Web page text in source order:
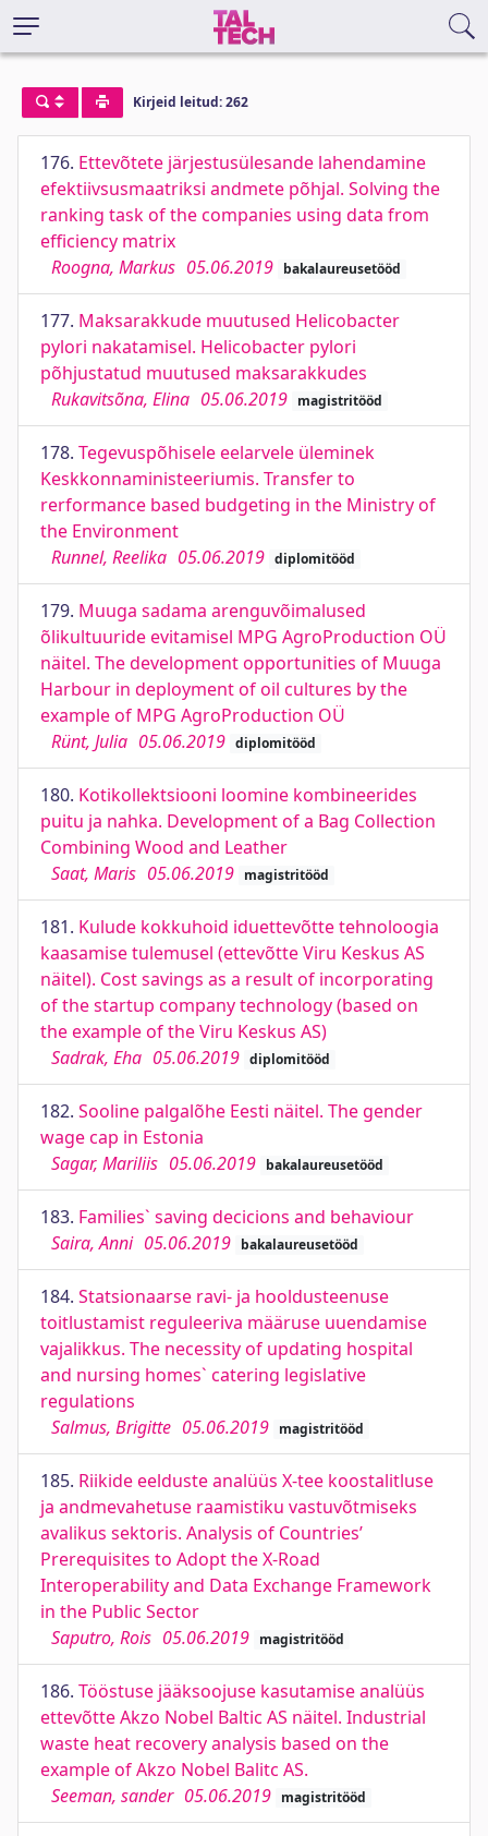
Kirjeid leitud: 262
176. Ettevõtete järjestusülesande lahendamine
efektiivsusmaatriksi andmete põhjal. Solving the
ranking task of the companies using data from
efficiency matrix
Roogna, Markus 05.06.2019 bakalaureusetööd
177. Maksarakkude muutused Helicobacter
pylori nakatamisel. Helicobacter pylori
põhjustatud muutused maksarakkudes
Rukavitsõna, Elina 05.06.2019 magistritööd
178. Tegevuspõhisele eelarvele üleminek
Keskkonnaministeeriumis. Transfer to
rerformance based budgeting in the Ministry of
the Environment
Runnel, Reelika 05.06.2019 diplomitööd
179. Muuga sadama arenguvõimalused
õlikultuuride evitamisel MPG AgroProduction OÜ
näitel. The development opportunities of Muuga
Harbour in deployment of oil cultures by the
example of MPG AgroProduction OÜ
Rünt, Julia 05.06.2019 diplomitööd
180. Kotikollektsiooni loomine kombineerides
puitu ja nahka. Development of a Bag Collection
Combining Wood and Leather
Saat, Maris 05.06.2019 magistritööd
181. Kulude kokkuhoid iduettevõtte tehnoloogia
kaasamise tulemusel (ettevõtte Viru Keskus AS
näitel). Cost savings as a result of incorporating
of the startup company technology (based on
the example of the Viru Keskus AS)
Sadrak, Eha 05.06.2019 diplomitööd
182. Sooline palgalõhe Eesti näitel. The gender
wage cap in Estonia
Sagar, Mariliis 05.06.2019 bakalaureusetööd
183. Families` saving decicions and behaviour
Saira, Anni 05.06.2019 bakalaureusetööd
184. Statsionaarse ravi- ja hooldusteenuse
toitlustamist reguleeriva määruse uuendamise
vajalikkus. The necessity of updating hospital
and nursing homes` catering legislative
regulations
Salmus, Brigitte 05.06.2019 magistritööd
185. Riikide eelduste analüüs X-tee koostalitluse
ja andmevahetuse raamistiku vastuvõtmiseks
avalikus sektoris. Analysis of Countries’
Prerequisites to Adopt the X-Road
Interoperability and Data Exchange Framework
in the Public Sector
Saputro, Rois 05.06.2019 magistritööd
186. Tööstuse jääksoojuse kasutamise analüüs
ettevõtte Akzo Nobel Baltic AS näitel. Industrial
waste heat recovery analysis based on the
example of Akzo Nobel Balitc AS.
Seeman, sander 05.06.2019 magistritööd